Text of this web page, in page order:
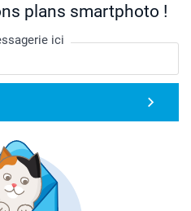
plans smartphoto !
ici